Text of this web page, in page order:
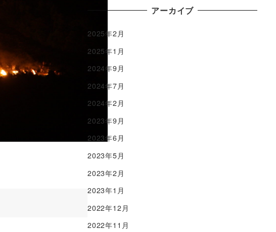
アーカイブ
2025年2月
2025年1月
2024年9月
2024年7月
2024年2月
2023年9月
2023年6月
2023年5月
2023年2月
2023年1月
2022年12月
2022年11月